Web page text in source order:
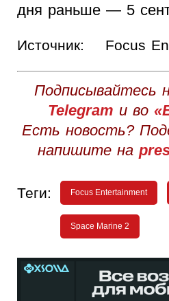
дня раньше — 5
Источник: Focus
Подписывайтесь
Telegram и во
Есть новость?
напишите на
Теги: Focus Entertainment
Space Marine 2